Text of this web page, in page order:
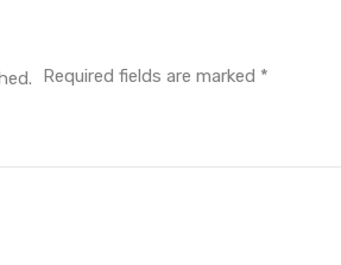
Required fields are marked *